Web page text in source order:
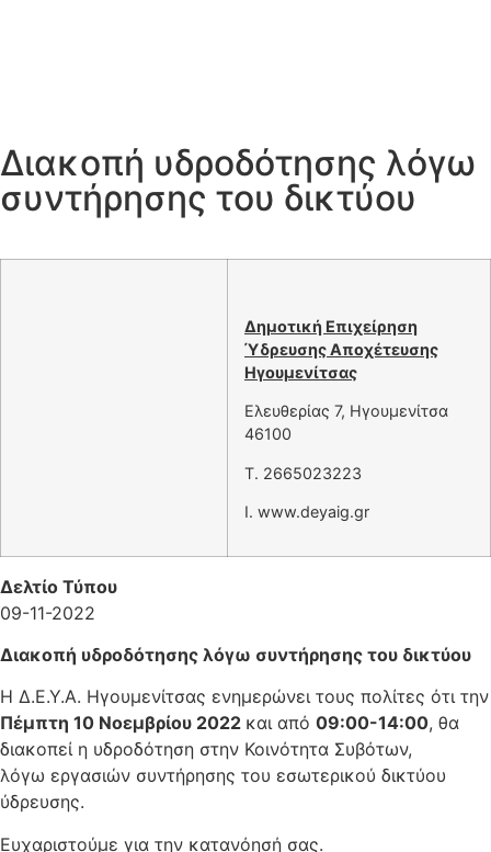
Διακοπή υδροδότησης λόγω
συντήρησης του δικτύου
Δημοτική Επιχείρηση
Ύδρευσης Αποχέτευσης
Ηγουμενίτσας
Ελευθερίας 7, Ηγουμενίτσα
46100
T. 2665023223
Ι. www.deyaig.gr
Δελτίο Τύπου
09-11-2022
Διακοπή υδροδότησης λόγω συντήρησης του δικτύου
H Δ.Ε.Υ.Α. Ηγουμενίτσας ενημερώνει τους πολίτες ότι την
Πέμπτη 10 Νοεμβρίου 2022 και από 09:00-14:00, θα
διακοπεί η υδροδότηση στην Κοινότητα Συβότων,
λόγω εργασιών συντήρησης του εσωτερικού δικτύου
ύδρευσης.
Ευχαριστούμε για την κατανόησή σας.